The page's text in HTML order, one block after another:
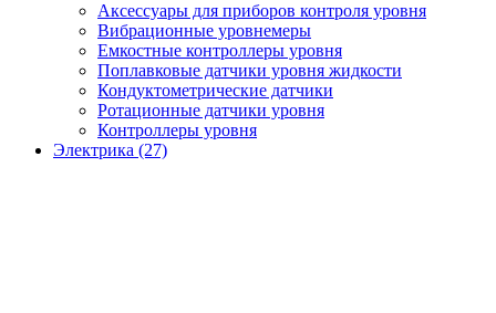
Аксессуары для приборов контроля уровня
Вибрационные уровнемеры
Емкостные контроллеры уровня
Поплавковые датчики уровня жидкости
Кондуктометрические датчики
Ротационные датчики уровня
Контроллеры уровня
Электрика (27)